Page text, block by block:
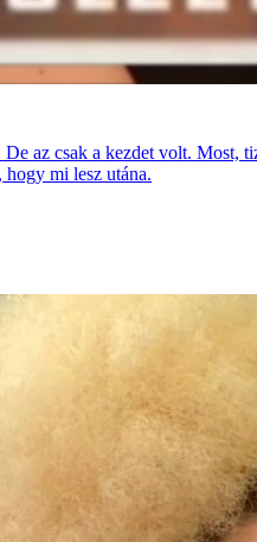
az csak a kezdet volt. Most,
mi lesz utána.